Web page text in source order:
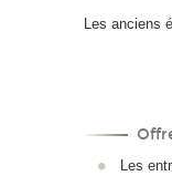
Les anciens
Les